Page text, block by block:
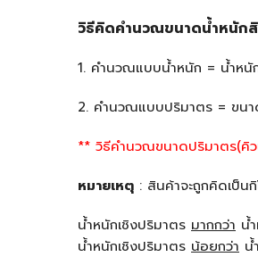
วิธีคิดคำนวณขนาดน้ำหนัก
1. คำนวณแบบน้ำหนัก = น้ำหนั
2. คำนวณแบบปริมาตร = ขนา
** วิธีคำนวณขนาดปริมาตร(คิ
หมายเหตุ : สินค้าจะถูกคิดเป็
น้ำหนักเชิงปริมาตร มากกว่า น้
น้ำหนักเชิงปริมาตร น้อยกว่า น้